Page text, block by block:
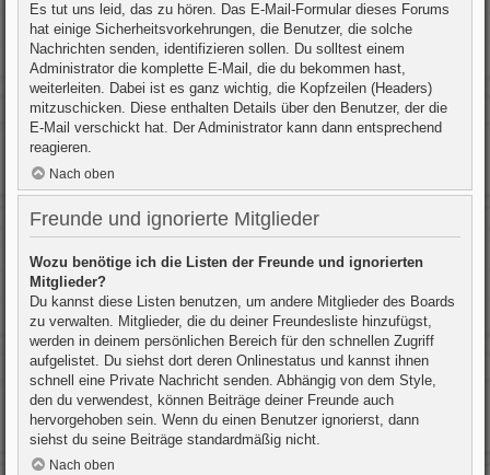
Es tut uns leid, das zu hören. Das E-Mail-Formular dieses Forums
hat einige Sicherheitsvorkehrungen, die Benutzer, die solche
Nachrichten senden, identifizieren sollen. Du solltest einem
Administrator die komplette E-Mail, die du bekommen hast,
weiterleiten. Dabei ist es ganz wichtig, die Kopfzeilen (Headers)
mitzuschicken. Diese enthalten Details über den Benutzer, der die
E-Mail verschickt hat. Der Administrator kann dann entsprechend
reagieren.
Nach oben
Freunde und ignorierte Mitglieder
Wozu benötige ich die Listen der Freunde und ignorierten
Mitglieder?
Du kannst diese Listen benutzen, um andere Mitglieder des Boards
zu verwalten. Mitglieder, die du deiner Freundesliste hinzufügst,
werden in deinem persönlichen Bereich für den schnellen Zugriff
aufgelistet. Du siehst dort deren Onlinestatus und kannst ihnen
schnell eine Private Nachricht senden. Abhängig von dem Style,
den du verwendest, können Beiträge deiner Freunde auch
hervorgehoben sein. Wenn du einen Benutzer ignorierst, dann
siehst du seine Beiträge standardmäßig nicht.
Nach oben